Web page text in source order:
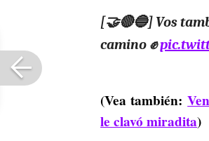
[🤝🔴🔵] Vos
camino ✊
(Vea también:
le clavó miradita)